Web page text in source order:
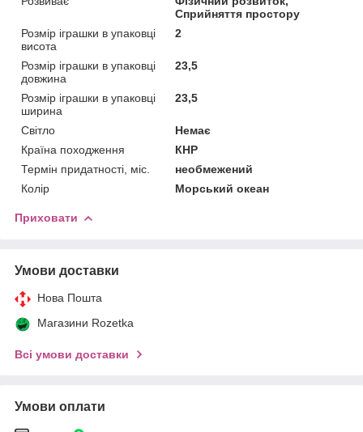
Сприйняття простору
Розмір іграшки в упаковці
висота
2
Розмір іграшки в упаковці
довжина
23,5
Розмір іграшки в упаковці
ширина
23,5
Світло
Немає
Країна походження
КНР
Термін придатності, міс.
необмежений
Колір
Морський океан
Приховати
Умови доставки
Нова Пошта
Магазини Rozetka
Всі умови доставки
Умови оплати